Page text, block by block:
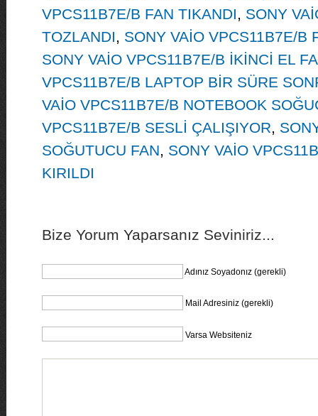
VPCS11B7E/B FAN TIKANDI, SONY
TOZLANDI, SONY VAİO VPCS11B7E/B
SONY VAİO VPCS11B7E/B İKİNCİ EL
VPCS11B7E/B LAPTOP BİR SÜRE
VAİO VPCS11B7E/B NOTEBOOK
VPCS11B7E/B SESLİ ÇALIŞIYOR,
SOĞUTUCU FAN, SONY VAİO
KIRILDI
Bize Yorum Yaparsanız Seviniriz...
Adınız Soyadonız (gerekli)
Mail Adresiniz (gerekli)
Varsa Websiteniz